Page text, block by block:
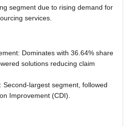
segment due to rising demand for
services.
Dominates with 36.64% share
solutions reducing claim
Second-largest segment, followed
Improvement (CDI).